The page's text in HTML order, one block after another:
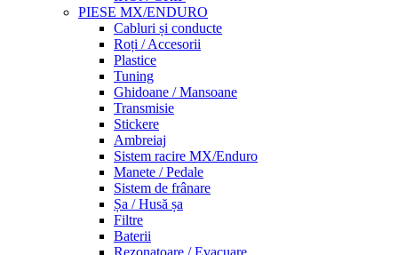
PIESE MX/ENDURO
Cabluri și conducte
Roți / Accesorii
Plastice
Tuning
Ghidoane / Mansoane
Transmisie
Stickere
Ambreiaj
Sistem racire MX/Enduro
Manete / Pedale
Sistem de frânare
Șa / Husă șa
Filtre
Baterii
Rezonatoare / Evacuare